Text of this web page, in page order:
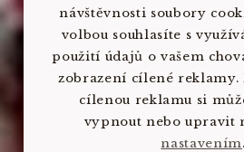
návštěvnosti soubory
volbou souhlasíte s
použití údajů o vašem
zobrazení cílené reklamy.
cílenou reklamu si
vypnout nebo upravit
nastavením.